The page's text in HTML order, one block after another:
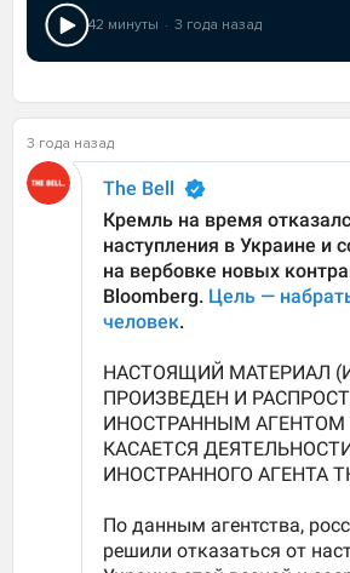
42 минуты 3 года назад
3 года назад